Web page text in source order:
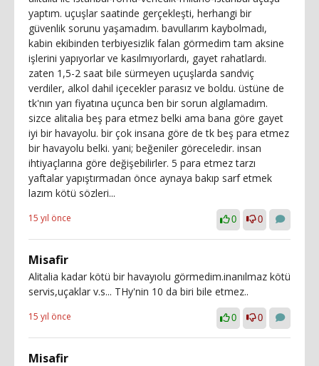
yaptım. uçuşlar saatinde gerçekleşti, herhangi bir
güvenlik sorunu yaşamadım. bavullarım kaybolmadı,
kabin ekibinden terbiyesizlik falan görmedim tam aksine
işlerini yapıyorlar ve kasılmıyorlardı, gayet rahatlardı.
zaten 1,5-2 saat bile sürmeyen uçuşlarda sandviç
verdiler, alkol dahil içecekler parasız ve boldu. üstüne de
tk'nın yarı fiyatına uçunca ben bir sorun algılamadım.
sizce alitalia beş para etmez belki ama bana göre gayet
iyi bir havayolu. bir çok insana göre de tk beş para etmez
bir havayolu belki. yani; beğeniler göreceledir. insan
ihtiyaçlarına göre değişebilirler. 5 para etmez tarzı
yaftalar yapıştırmadan önce aynaya bakıp sarf etmek
lazım kötü sözleri...
15 yıl önce 0 0
Misafir
Alitalia kadar kötü bir havayıolu görmedim.inanılmaz kötü
servis,uçaklar v.s... THy'nin 10 da biri bile etmez..
15 yıl önce 0 0
Misafir